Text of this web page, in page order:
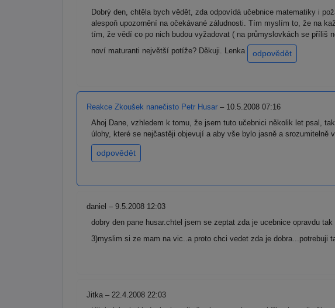
Dobrý den, chtěla bych vědět, zda odpovídá učebnice matematiky i
alespoň upozornění na očekávané záludnosti. Tím myslím to, že na
tím, že vědí co po nich budou vyžadovat ( na průmyslovkách se příliš
noví maturanti největší potíže? Děkuji. Lenka
odpovědět
Reakce Zkoušek nanečisto Petr Husar – 10.5.2008 07:16
Ahoj Dane, vzhledem k tomu, že jsem tuto učebnici několik let psal,
úlohy, které se nejčastěji objevují a aby vše bylo jasně a
odpovědět
daniel – 9.5.2008 12:03
dobry den pane husar.chtel jsem se zeptat zda je ucebnice opravdu
3)myslim si ze mam na vic..a proto chci vedet zda je dobra...potrebuji
Jitka – 22.4.2008 22:03